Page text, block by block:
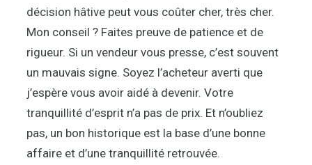
décision hâtive peut vous coûter cher, très cher.
Mon conseil ? Faites preuve de patience et de
rigueur. Si un vendeur vous presse, c’est souvent
un mauvais signe. Soyez l’acheteur averti que
j’espère vous avoir aidé à devenir. Votre
tranquillité d’esprit n’a pas de prix. Et n’oubliez
pas, un bon historique est la base d’une bonne
affaire et d’une tranquillité retrouvée.